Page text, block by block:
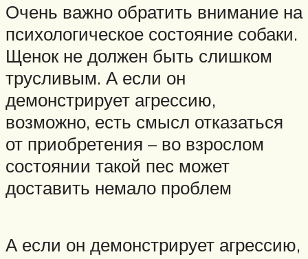
Очень важно обратить внимание на
психологическое состояние собаки.
Щенок не должен быть слишком
трусливым. А если он
демонстрирует агрессию,
возможно, есть смысл отказаться
от приобретения – во взрослом
состоянии такой пес может
доставить немало проблем
А если он демонстрирует агрессию,